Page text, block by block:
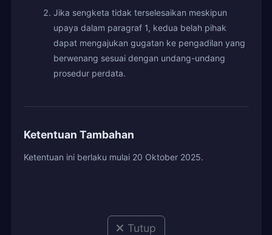
Jika sengketa tidak terselesaikan meskipun
upaya dalam paragraf 1, kedua belah pihak
dapat mengajukan gugatan ke pengadilan yang
berwenang sesuai dengan undang-undang
prosedur perdata.
Ketentuan Tambahan
Ketentuan ini berlaku mulai 20 Oktober 2025.
Tutup